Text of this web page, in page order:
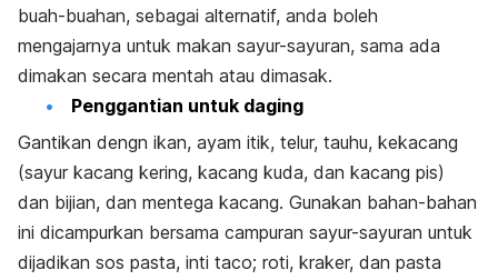
buah-buahan, sebagai alternatif, anda boleh
mengajarnya untuk makan sayur-sayuran, sama ada
dimakan secara mentah atau dimasak.
Penggantian untuk daging
Gantikan dengn ikan, ayam itik, telur, tauhu, kekacang
(sayur kacang kering, kacang kuda, dan kacang pis)
dan bijian, dan mentega kacang. Gunakan bahan-bahan
ini dicampurkan bersama campuran sayur-sayuran untuk
dijadikan sos pasta, inti taco; roti, kraker, dan pasta